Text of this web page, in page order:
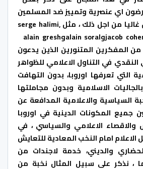
اي عنصرية وتمييز ضد المسلمين
وغيرهم وأدوا الثمن غاليا من اجل ذلك ، مثل ,serge halimi
من المفكرين المتنورين الذين يدعون
النقدي في التناول الاعلامي للظواهر
التي تعرفها اوروبا، بدون التهافت
الاسلامية وبدون مجاملتها
السياسية والاعلامية المدافعة عن
جميع المكونات الدينية في اوروبا
الاعلامي والسياسي ، في
امام النخب المعادية للتعايش
والديني، خدمة لاجندات من
، نذكر على سبيل المثال نخبة من